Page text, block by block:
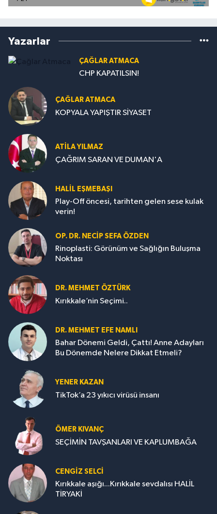
Yazarlar
ÇAĞLAR ATMACA
CHP KAPATILSIN!
ÇAĞLAR ATMACA
KOPYALA YAPIŞTIR SİYASET
ATILA YILMAZ
ÇAĞRIM SARAN VE DUMAN'A
HALIL EŞMEBAŞI
Play-Off öncesi, tarihten gelen sese kulak
verin!
OP. DR. NECIP SEFA ÖZDEN
Rinoplasti: Görünüm ve Sağlığın Buluşma
Noktası
DR. MEHMET ÖZTÜRK
Kırıkkale’nin Seçimi..
DR. MEHMET EFE NAMLI
Bahar Dönemi Geldi, Çattı! Anne Adayları
Bu Dönemde Nelere Dikkat Etmeli?
YENER KAZAN
TikTok’a 23 yıkıcı virüsü insanı
ÖMER KIVANÇ
SEÇİMİN TAVŞANLARI VE KAPLUMBAĞA
CENGİZ SELCİ
Kırıkkale aşığı...Kırıkkale sevdalısı HALİL
TİRYAKİ